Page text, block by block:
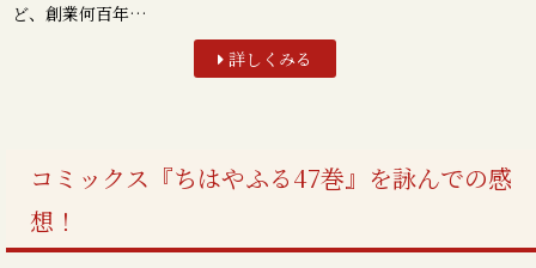
ど、創業何百年…
詳しくみる
コミックス『ちはやふる47巻』を詠んでの感
想！